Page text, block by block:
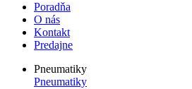
Poradňa
O nás
Kontakt
Predajne
Pneumatiky
Pneumatiky